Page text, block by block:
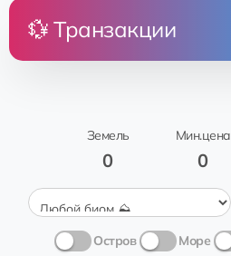
💱 Транзакции
Земель
0
Мин.цена
0
Остров Море